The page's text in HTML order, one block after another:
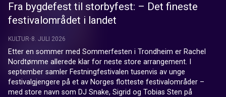
Fra bygdefest til storbyfest: – Det fineste
festivalområdet i landet
KULTUR 8. JULI 2026
Etter en sommer med Sommerfesten i Trondheim er Rachel
Nordtømme allerede klar for neste store arrangement. I
september samler Festningfestivalen tusenvis av unge
festivalgjengere på et av Norges flotteste festivalområder –
med store navn som DJ Snake, Sigrid og Tobias Sten på